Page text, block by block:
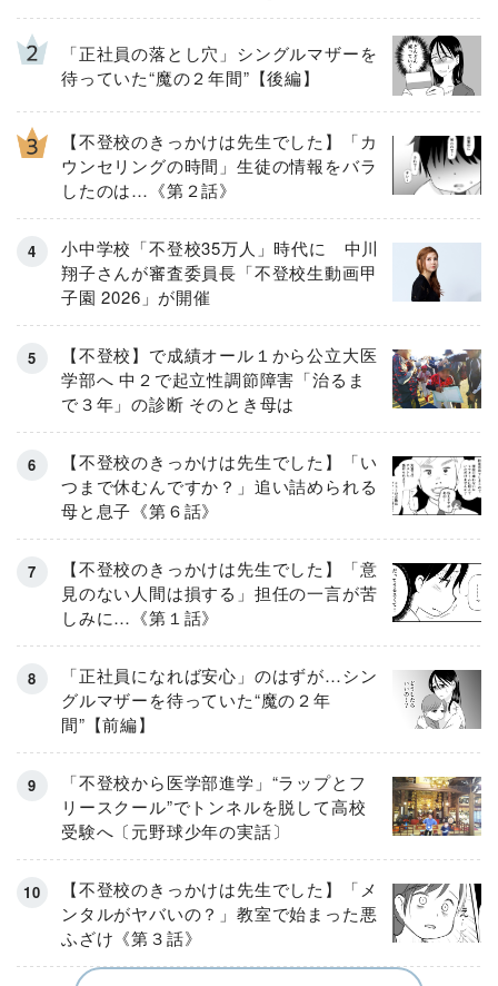
「正社員の落とし穴」シングルマザーを
待っていた“魔の２年間”【後編】
【不登校のきっかけは先生でした】「カ
ウンセリングの時間」生徒の情報をバラ
したのは…《第２話》
小中学校「不登校35万人」時代に 中川
翔子さんが審査委員長「不登校生動画甲
子園 2026」が開催
【不登校】で成績オール１から公立大医
学部へ 中２で起立性調節障害「治るま
で３年」の診断 そのとき母は
【不登校のきっかけは先生でした】「い
つまで休むんですか？」追い詰められる
母と息子《第６話》
【不登校のきっかけは先生でした】「意
見のない人間は損する」担任の一言が苦
しみに…《第１話》
「正社員になれば安心」のはずが…シン
グルマザーを待っていた“魔の２年
間”【前編】
「不登校から医学部進学」“ラップとフ
リースクール”でトンネルを脱して高校
受験へ〔元野球少年の実話〕
【不登校のきっかけは先生でした】「メ
ンタルがヤバいの？」教室で始まった悪
ふざけ《第３話》